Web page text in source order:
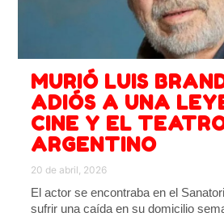
MURIÓ LUIS
ADIÓS A UNA
CINE Y EL
ARGENTINO
20 de abril, 2026
El actor se encontraba en el
sufrir una caída en su domicilio